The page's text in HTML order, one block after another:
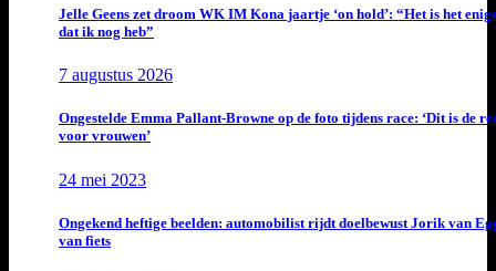
Jelle Geens zet droom WK IM Kona jaartje ‘on hold’: “Het is het
dat ik nog heb”
7 augustus 2026
Ongestelde Emma Pallant-Browne op de foto tijdens race: ‘Dit is de
voor vrouwen’
24 mei 2023
Ongekend heftige beelden: automobilist rijdt doelbewust Jorik van
van fiets